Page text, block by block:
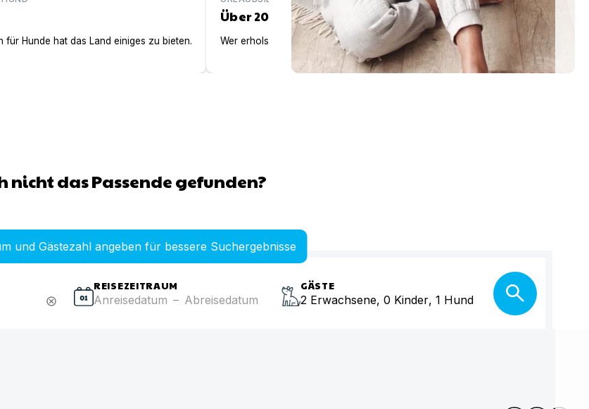
Hunde hat das Land einiges zu bieten.
Über 200 eingezäunte Ferienhäuser: Für den perfekten
Wer erholsame Urlaubstage mit Hund plant, findet auf top-hundeurlaub.de eine
nicht das Passende gefunden?
und Gästezahl angeben für bessere Suchergebnisse
cancel
REISEZEITRAUM
Anreisedatum – Abreisedatum
GÄSTE
2 Erwachsene, 0 Kinder, 1 Hund